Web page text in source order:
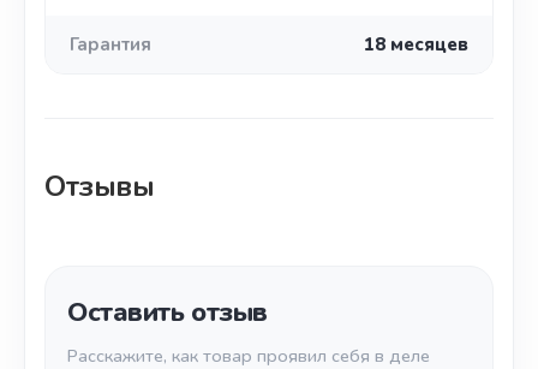
Гарантия 18 месяцев
Отзывы
Оставить отзыв
Расскажите, как товар проявил себя в деле